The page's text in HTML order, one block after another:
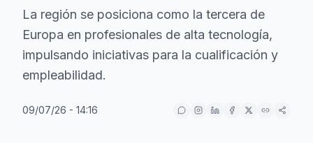
La región se posiciona como la tercera de
Europa en profesionales de alta tecnología,
impulsando iniciativas para la cualificación y
empleabilidad.
09/07/26 - 14:16